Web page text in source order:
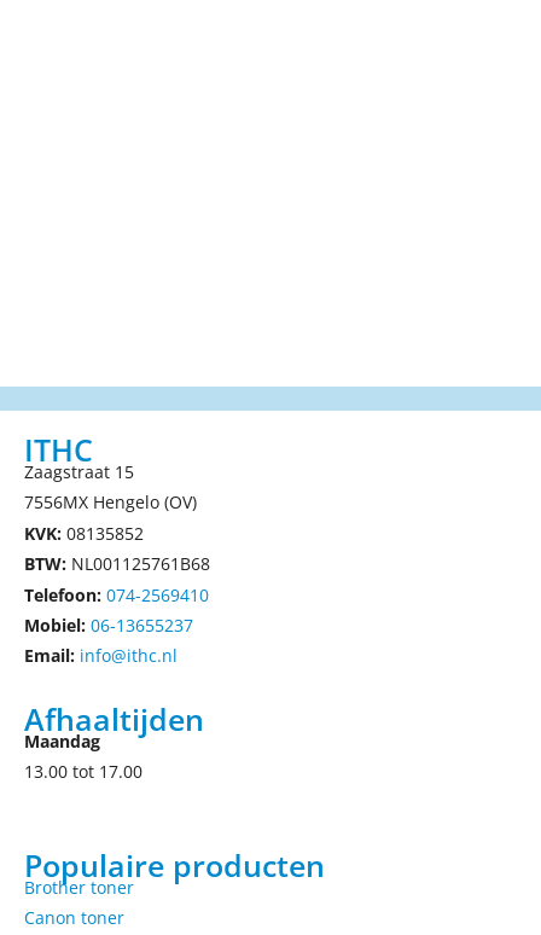
ITHC
Zaagstraat 15
7556MX Hengelo (OV)
KVK: 08135852
BTW: NL001125761B68
Telefoon: 074-2569410
Mobiel: 06-13655237
Email: info@ithc.nl
Afhaaltijden
Maandag
13.00 tot 17.00
Populaire producten
Brother toner
Canon toner